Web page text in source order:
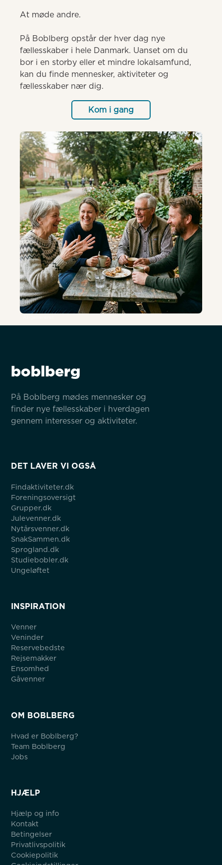
At møde andre.
På Boblberg opstår der hver dag nye
fællesskaber i hele Danmark. Uanset om du
bor i en storby eller et mindre lokalsamfund,
kan du finde mennesker, aktiviteter og
fællesskaber nær dig.
Kom i gang
boblberg
På Boblberg mødes mennesker og
finder nye fællesskaber i hverdagen
gennem interesser og aktiviteter.
DET LAVER VI OGSÅ
Findaktiviteter.dk
Foreningsoversigt
Grupper.dk
Julevenner.dk
Nytårsvenner.dk
SnakSammen.dk
Sprogland.dk
Studiebobler.dk
Ungeløftet
INSPIRATION
Venner
Veninder
Reservebedste
Rejsemakker
Ensomhed
Gåvenner
OM BOBLBERG
Hvad er Boblberg?
Team Boblberg
Jobs
HJÆLP
Hjælp og info
Kontakt
Betingelser
Privatlivspolitik
Cookiepolitik